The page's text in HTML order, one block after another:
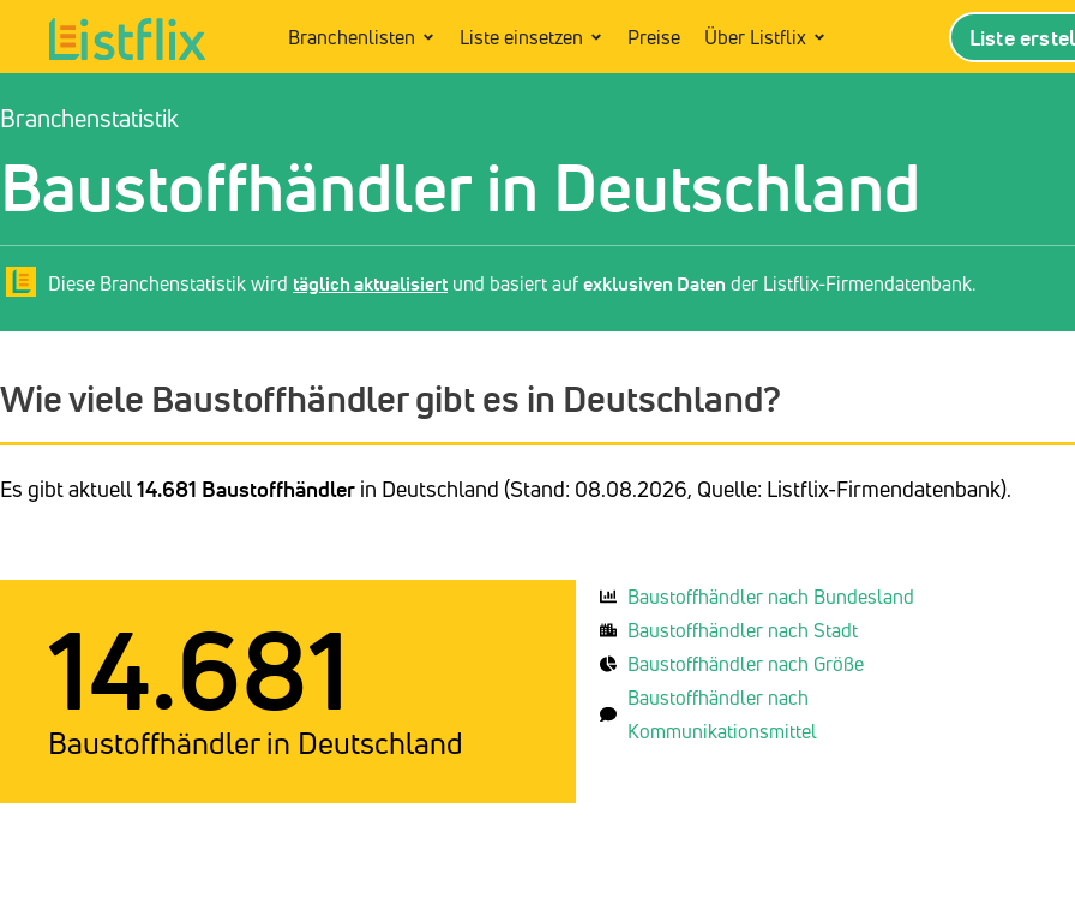
Branchenlisten Liste einsetzen Preise Über Listflix Liste
Branchenstatistik
Baustoffhändler in Deutschland
Diese Branchenstatistik wird täglich aktualisiert und basiert aufexklusiven Daten der Listflix-Firmendatenbank.
Wie viele Baustoffhändler gibt es in Deutschland?
Es gibt aktuell14.681 Baustoffhändler in Deutschland (Stand: 08.08.2026, Quelle: Listflix-Firmendatenbank).
14.681
Baustoffhändler in Deutschland
Baustoffhändler nach Bundesland
Baustoffhändler nach Stadt
Baustoffhändler nach Größe
Baustoffhändler nach
Kommunikationsmittel